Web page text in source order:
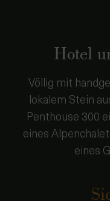
Hotel
Völlig mit
lokalem Stein
Penthouse 300
eines
eines